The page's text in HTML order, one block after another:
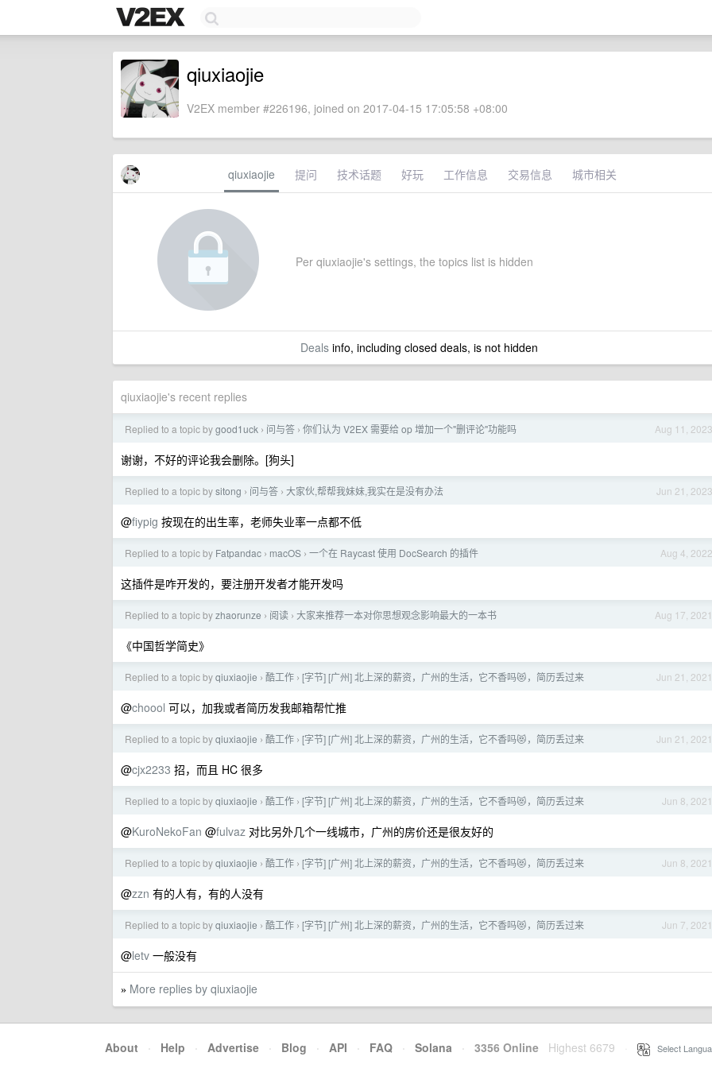
qiuxiaojie
V2EX member #226196, joined on 2017-04-15 17:05:58 +08:00
qiuxiaojie 提问 技术话题 好玩 工作信息 交易信息 城市相关
Per qiuxiaojie's settings, the topics list is hidden
Dealsinfo, including closed deals, is not hidden
qiuxiaojie's recent replies
Aug 11, 2023
Replied to a topic bygood1uck › 问与答 › 你们认为 V2EX 需要给 op 增加一个"删评论"功能吗
谢谢，不好的评论我会删除。[狗头]
Jun 21, 2023
Replied to a topic bysitong › 问与答 › 大家伙,帮帮我妹妹,我实在是没有办法
@fiypig 按现在的出生率，老师失业率一点都不低
Aug 4, 2022
Replied to a topic by Fatpandac › macOS › 一个在 Raycast 使用 DocSearch 的插件
这插件是咋开发的，要注册开发者才能开发吗
Aug 17, 2021
Replied to a topic byzhaorunze › 阅读 › 大家来推荐一本对你思想观念影响最大的一本书
《中国哲学简史》
Jun 21, 2021
Replied to a topic byqiuxiaojie › 酷工作 › [字节] [广州] 北上深的薪资，广州的生活，它不香吗😻，简历丢过来
@choool 可以，加我或者简历发我邮箱帮忙推
Jun 21, 2021
Replied to a topic byqiuxiaojie › 酷工作 › [字节] [广州] 北上深的薪资，广州的生活，它不香吗😻，简历丢过来
@cjx2233 招，而且 HC 很多
Jun 8, 2021
Replied to a topic byqiuxiaojie › 酷工作 › [字节] [广州] 北上深的薪资，广州的生活，它不香吗😻，简历丢过来
@KuroNekoFan @fulvaz 对比另外几个一线城市，广州的房价还是很友好的
Jun 8, 2021
Replied to a topic byqiuxiaojie › 酷工作 › [字节] [广州] 北上深的薪资，广州的生活，它不香吗😻，简历丢过来
@zzn 有的人有，有的人没有
Jun 7, 2021
Replied to a topic byqiuxiaojie › 酷工作 › [字节] [广州] 北上深的薪资，广州的生活，它不香吗😻，简历丢过来
@letv 一般没有
» More replies by qiuxiaojie
About · Help · Advertise · Blog · API · FAQ · Solana · 3356 Online Highest 6679 Select